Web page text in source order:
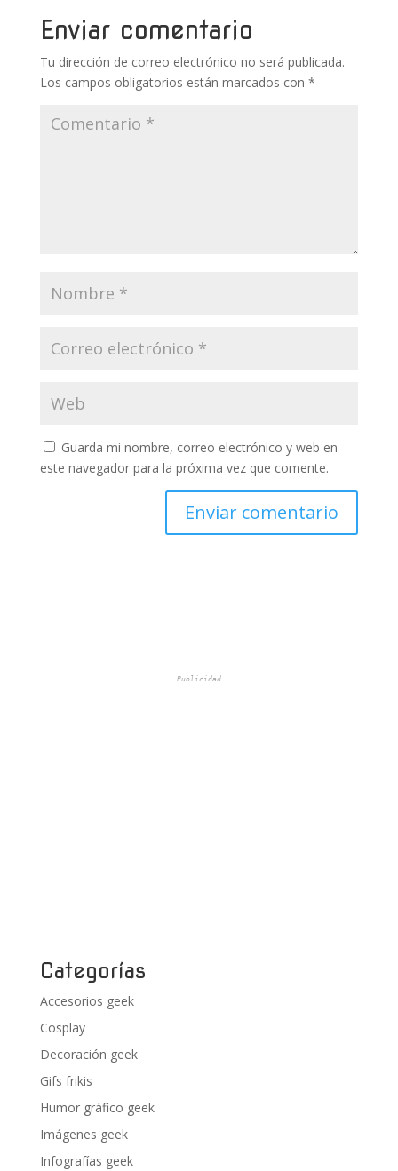
o
k p r
Enviar comentario
Tu dirección de correo electrónico no será publicada.
Los campos obligatorios están marcados con *
Guarda mi nombre, correo electrónico y web en
este navegador para la próxima vez que comente.
Publicidad
Categorías
Accesorios geek
Cosplay
Decoración geek
Gifs frikis
Humor gráfico geek
Imágenes geek
Infografías geek